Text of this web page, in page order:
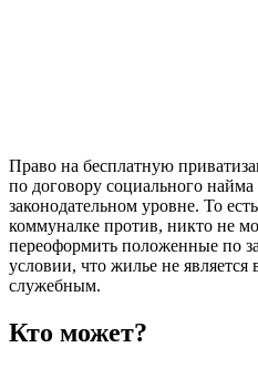
Право на бесплатную
по договору социального найма
законодательном уровне. То
коммуналке против, никто не
переоформить положенные по
условии, что жилье не
служебным.
Кто может?